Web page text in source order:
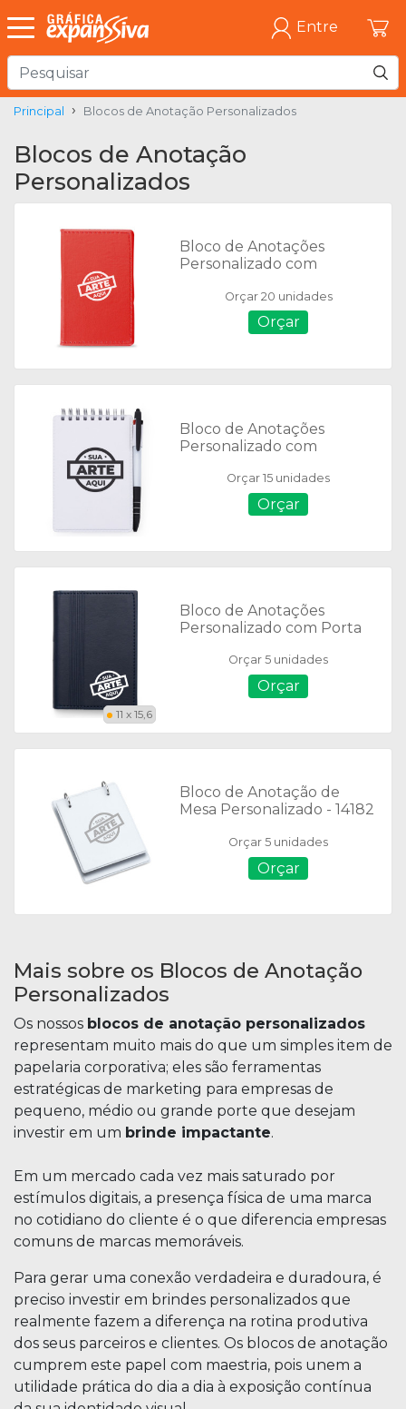
Entre
Principal Blocos de Anotação Personalizados
Blocos de Anotação
Personalizados
Bloco de Anotações
Personalizado com
Orçar 20 unidades
Orçar
Bloco de Anotações
Personalizado com
Orçar 15 unidades
Orçar
11 x 15,6
Bloco de Anotações
Personalizado com Porta
Orçar 5 unidades
Orçar
Bloco de Anotação de
Mesa Personalizado - 14182
Orçar 5 unidades
Orçar
Mais sobre os Blocos de Anotação
Personalizados
Os nossos blocos de anotação personalizados
representam muito mais do que um simples item de
papelaria corporativa; eles são ferramentas
estratégicas de marketing para empresas de
pequeno, médio ou grande porte que desejam
investir em um brinde impactante.
Em um mercado cada vez mais saturado por
estímulos digitais, a presença física de uma marca
no cotidiano do cliente é o que diferencia empresas
comuns de marcas memoráveis.
Para gerar uma conexão verdadeira e duradoura, é
preciso investir em brindes personalizados que
realmente fazem a diferença na rotina produtiva
dos seus parceiros e clientes. Os blocos de anotação
cumprem este papel com maestria, pois unem a
utilidade prática do dia a dia à exposição contínua